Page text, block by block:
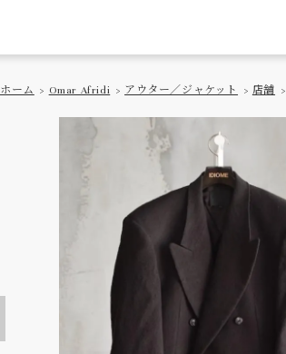
ホーム > Omar Afridi > アウター／ジャケット > 店舗 >